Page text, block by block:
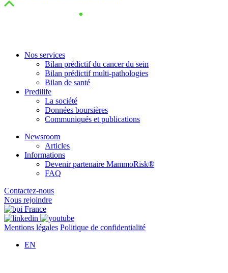
Nos services
Bilan prédictif du cancer du sein
Bilan prédictif multi-pathologies
Bilan de santé
Predilife
La société
Données boursières
Communiqués et publications
Newsroom
Articles
Informations
Devenir partenaire MammoRisk®
FAQ
Contactez-nous
Nous rejoindre
Mentions légales Politique de confidentialité
EN